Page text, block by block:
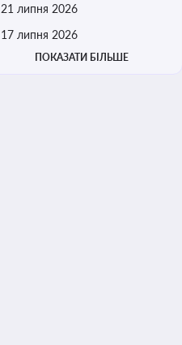
21 липня 2026
17 липня 2026
ПОКАЗАТИ БІЛЬШЕ